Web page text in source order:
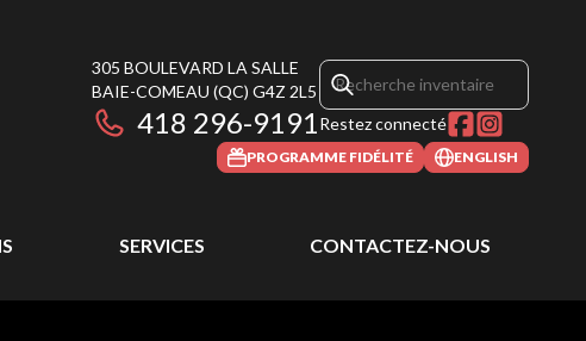
305 BOULEVARD LA SALLE
BAIE-COMEAU (QC) G4Z 2L5
418 296-9191Restez connecté
PROGRAMME FIDÉLITÉ ENGLISH
SERVICES CONTACTEZ-NOUS